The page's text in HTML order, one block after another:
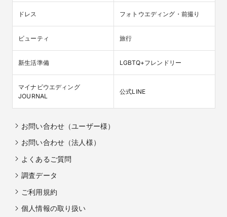
ドレス フォトウエディング・前撮り
ビューティ 旅行
新生活準備 LGBTQ+フレンドリー
マイナビウエディング
JOURNAL
公式LINE
お問い合わせ（ユーザー様）
お問い合わせ（法人様）
よくあるご質問
調査データ
ご利用規約
個人情報の取り扱い